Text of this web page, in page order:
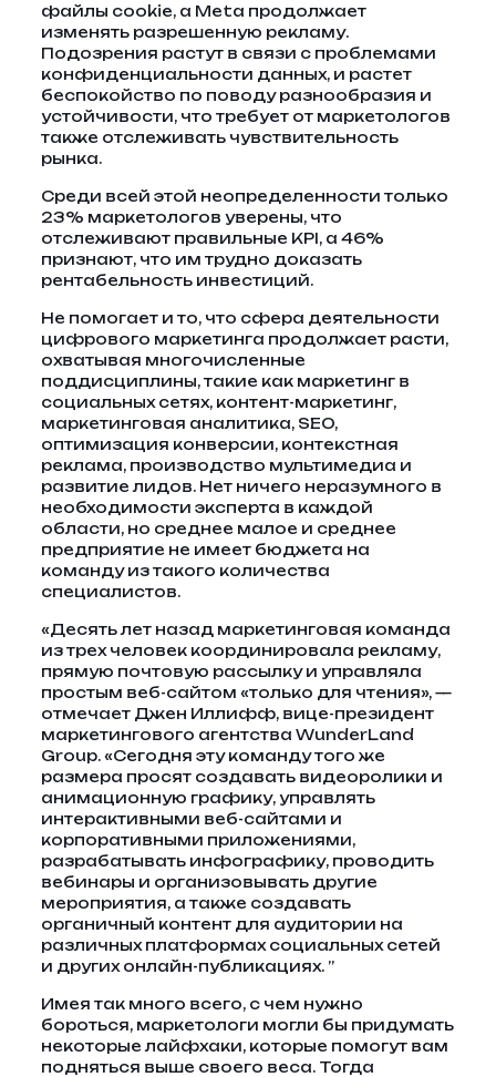
файлы cookie, а Meta продолжает
изменять разрешенную рекламу.
Подозрения растут в связи с проблемами
конфиденциальности данных, и растет
беспокойство по поводу разнообразия и
устойчивости, что требует от маркетологов
также отслеживать чувствительность
рынка.
Среди всей этой неопределенности только
23% маркетологов уверены, что
отслеживают правильные KPI, а 46%
признают, что им трудно доказать
рентабельность инвестиций.
Не помогает и то, что сфера деятельности
цифрового маркетинга продолжает расти,
охватывая многочисленные
поддисциплины, такие как маркетинг в
социальных сетях, контент-маркетинг,
маркетинговая аналитика, SEO,
оптимизация конверсии, контекстная
реклама, производство мультимедиа и
развитие лидов. Нет ничего неразумного в
необходимости эксперта в каждой
области, но среднее малое и среднее
предприятие не имеет бюджета на
команду из такого количества
специалистов.
«Десять лет назад маркетинговая команда
из трех человек координировала рекламу,
прямую почтовую рассылку и управляла
простым веб-сайтом «только для чтения», —
отмечает Джен Иллифф, вице-президент
маркетингового агентства WunderLand
Group. «Сегодня эту команду того же
размера просят создавать видеоролики и
анимационную графику, управлять
интерактивными веб-сайтами и
корпоративными приложениями,
разрабатывать инфографику, проводить
вебинары и организовывать другие
мероприятия, а также создавать
органичный контент для аудитории на
различных платформах социальных сетей
и других онлайн-публикациях. ”
Имея так много всего, с чем нужно
бороться, маркетологи могли бы придумать
некоторые лайфхаки, которые помогут вам
подняться выше своего веса. Тогда